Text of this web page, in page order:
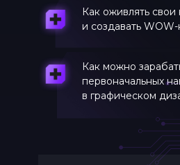
Как оживлять свои
и создавать
Как можно
первоначальных
в графическом